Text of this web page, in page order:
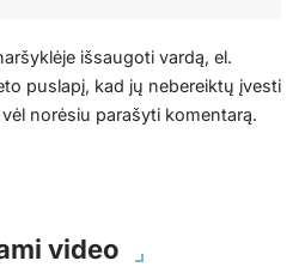
išsaugoti vardą, el.
puslapį, kad jų nebereiktų įvesti
norėsiu parašyti komentarą.
video